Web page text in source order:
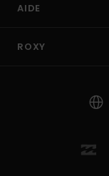
AIDE
ROXY